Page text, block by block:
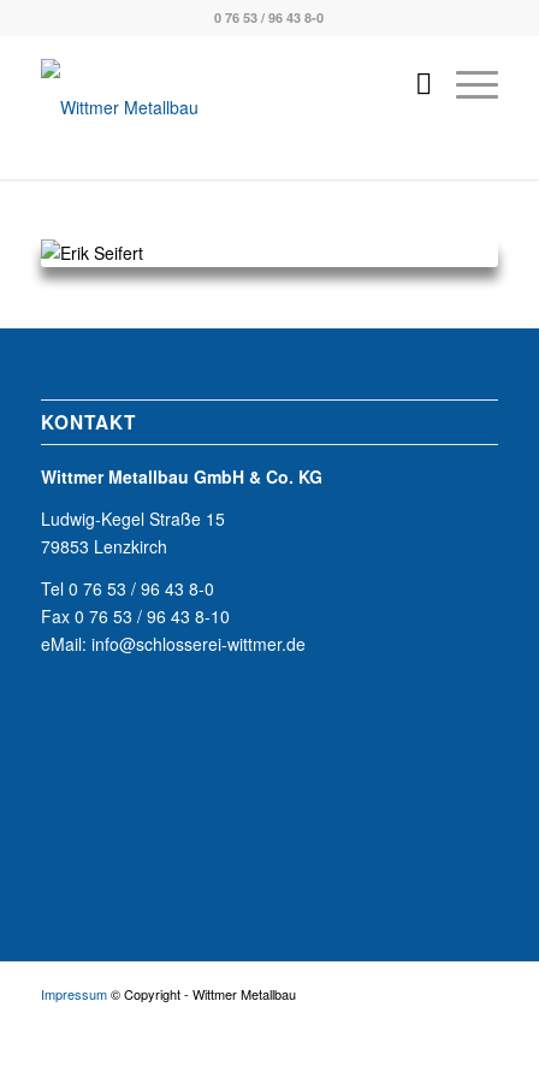
0 76 53 / 96 43 8-0
KONTAKT
Wittmer Metallbau GmbH & Co. KG
Ludwig-Kegel Straße 15
79853 Lenzkirch
Tel 0 76 53 / 96 43 8-0
Fax 0 76 53 / 96 43 8-10
eMail: info@schlosserei-wittmer.de
Impressum© Copyright - Wittmer Metallbau